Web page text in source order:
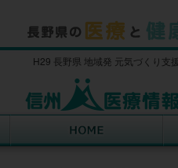
H29 長野県 地域発 元気づくり支